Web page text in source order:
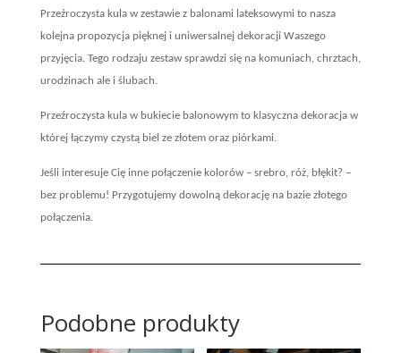
Przeźroczysta kula w zestawie z balonami lateksowymi to nasza
kolejna propozycja pięknej i uniwersalnej dekoracji Waszego
przyjęcia. Tego rodzaju zestaw sprawdzi się na komuniach, chrztach,
urodzinach ale i ślubach.
Przeźroczysta kula w bukiecie balonowym to klasyczna dekoracja w
której łączymy czystą biel ze złotem oraz piórkami.
Jeśli interesuje Cię inne połączenie kolorów – srebro, róż, błękit? –
bez problemu! Przygotujemy dowolną dekorację na bazie złotego
połączenia.
Podobne produkty